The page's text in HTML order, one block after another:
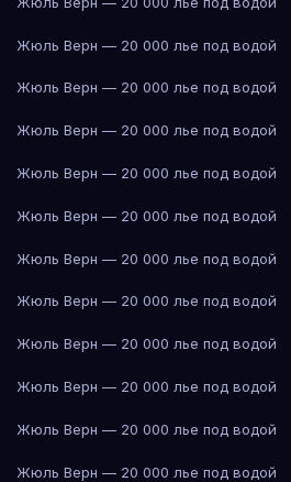
Жюль Верн — 20 000 лье под водой
Жюль Верн — 20 000 лье под водой
Жюль Верн — 20 000 лье под водой
Жюль Верн — 20 000 лье под водой
Жюль Верн — 20 000 лье под водой
Жюль Верн — 20 000 лье под водой
Жюль Верн — 20 000 лье под водой
Жюль Верн — 20 000 лье под водой
Жюль Верн — 20 000 лье под водой
Жюль Верн — 20 000 лье под водой
Жюль Верн — 20 000 лье под водой